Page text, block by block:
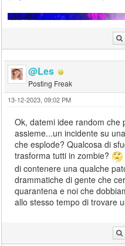
@Les
Posting Freak
13-12-2023, 09:02 PM
Ok, datemi idee random che
assieme...un incidente su
che esplode? Qualcosa di
trasforma tutti in zombie?
di contenere una qualche
drammatiche di gente che
quarantena e noi che
allo stesso tempo di trovare